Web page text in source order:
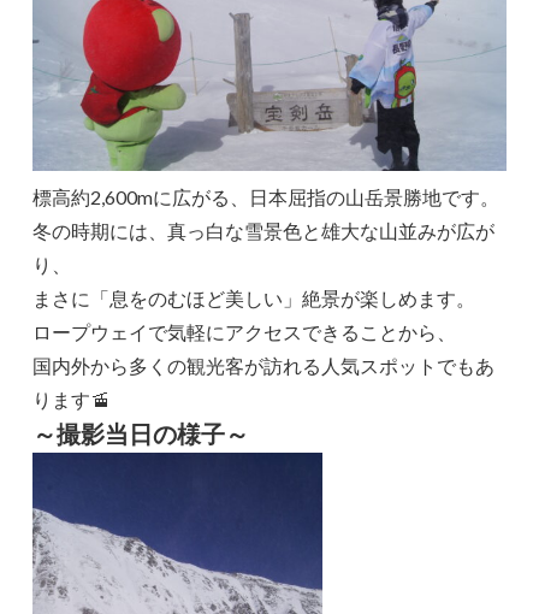
標高約2,600mに広がる、日本屈指の山岳景勝地です。
冬の時期には、真っ白な雪景色と雄大な山並みが広が
り、
まさに「息をのむほど美しい」絶景が楽しめます。
ロープウェイで気軽にアクセスできることから、
国内外から多くの観光客が訪れる人気スポットでもあ
ります🚡
～撮影当日の様子～